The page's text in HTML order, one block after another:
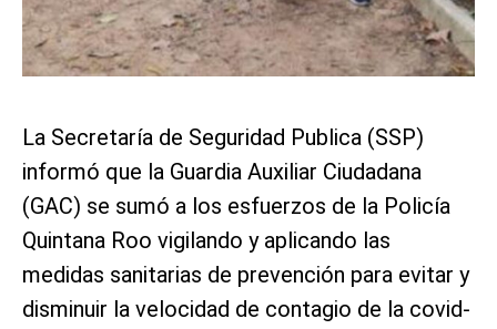
La Secretaría de Seguridad Publica (SSP)
informó que la Guardia Auxiliar Ciudadana
(GAC) se sumó a los esfuerzos de la Policía
Quintana Roo vigilando y aplicando las
medidas sanitarias de prevención para evitar y
disminuir la velocidad de contagio de la covid-